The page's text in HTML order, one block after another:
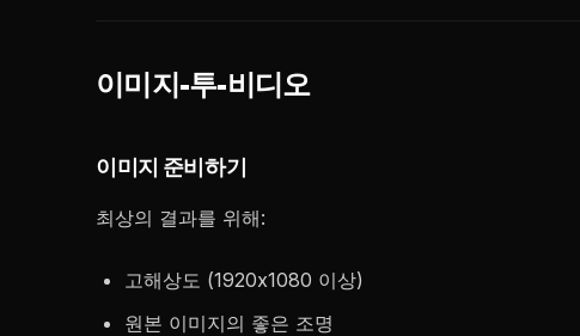
이미지-투-비디오
이미지 준비하기
최상의 결과를 위해:
고해상도 (1920x1080 이상)
원본 이미지의 좋은 조명